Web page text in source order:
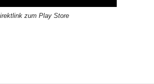
zum Play Store